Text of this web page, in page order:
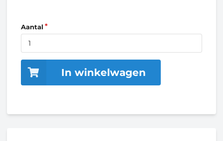
Aantal
In winkelwagen